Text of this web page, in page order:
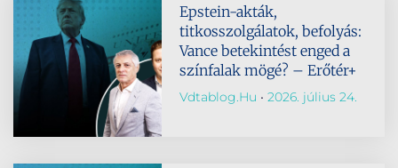
Epstein-akták,
titkosszolgálatok, befolyás:
Vance betekintést enged a
színfalak mögé? – Erőtér+
Vdtablog.hu 2026. július 24.